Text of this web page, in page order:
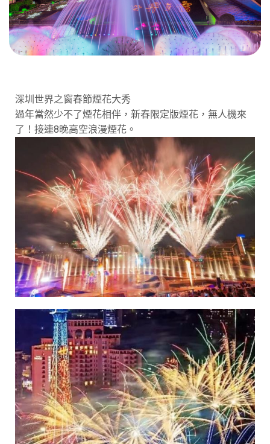
深圳世界之窗春節煙花大秀
過年當然少不了煙花相伴，新春限定版煙花，無人機來
了！接連8晚高空浪漫煙花。